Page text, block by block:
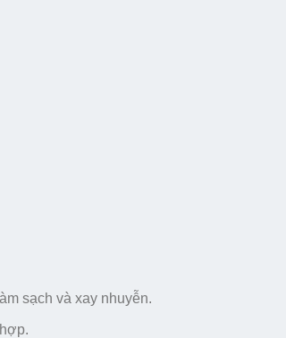
sạch và xay nhuyễn.